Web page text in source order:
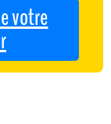
votre